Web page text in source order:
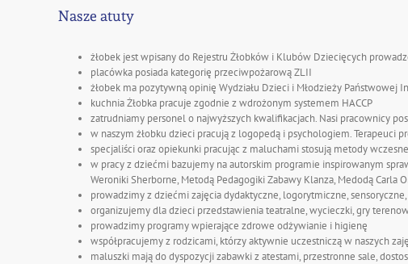
Nasze atuty
żłobek jest wpisany do Rejestru Żłobków i Klubów Dziecięcych
placówka posiada kategorię przeciwpożarową ZLII
żłobek ma pozytywną opinię Wydziału Dzieci i Młodzieży Państwowej
kuchnia Żłobka pracuje zgodnie z wdrożonym systemem HACCP
zatrudniamy personel o najwyższych kwalifikacjach. Nasi pracownicy
w naszym żłobku dzieci pracują z logopedą i psychologiem. Terapeuci
specjaliści oraz opiekunki pracując z maluchami stosują metody
w pracy z dziećmi bazujemy na autorskim programie inspirowanym
Weroniki Sherborne, Metodą Pedagogiki Zabawy Klanza, Medodą Carla
prowadzimy z dziećmi zajęcia dydaktyczne, logorytmiczne,
organizujemy dla dzieci przedstawienia teatralne, wycieczki, gry
prowadzimy programy wpierające zdrowe odżywianie i higienę
współpracujemy z rodzicami, którzy aktywnie uczestniczą w naszych
maluszki mają do dyspozycji zabawki z atestami, przestronne sale,